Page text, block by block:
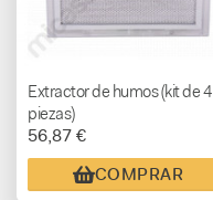
Extractor de humos (kit de 4
piezas)
56,87 €
COMPRAR